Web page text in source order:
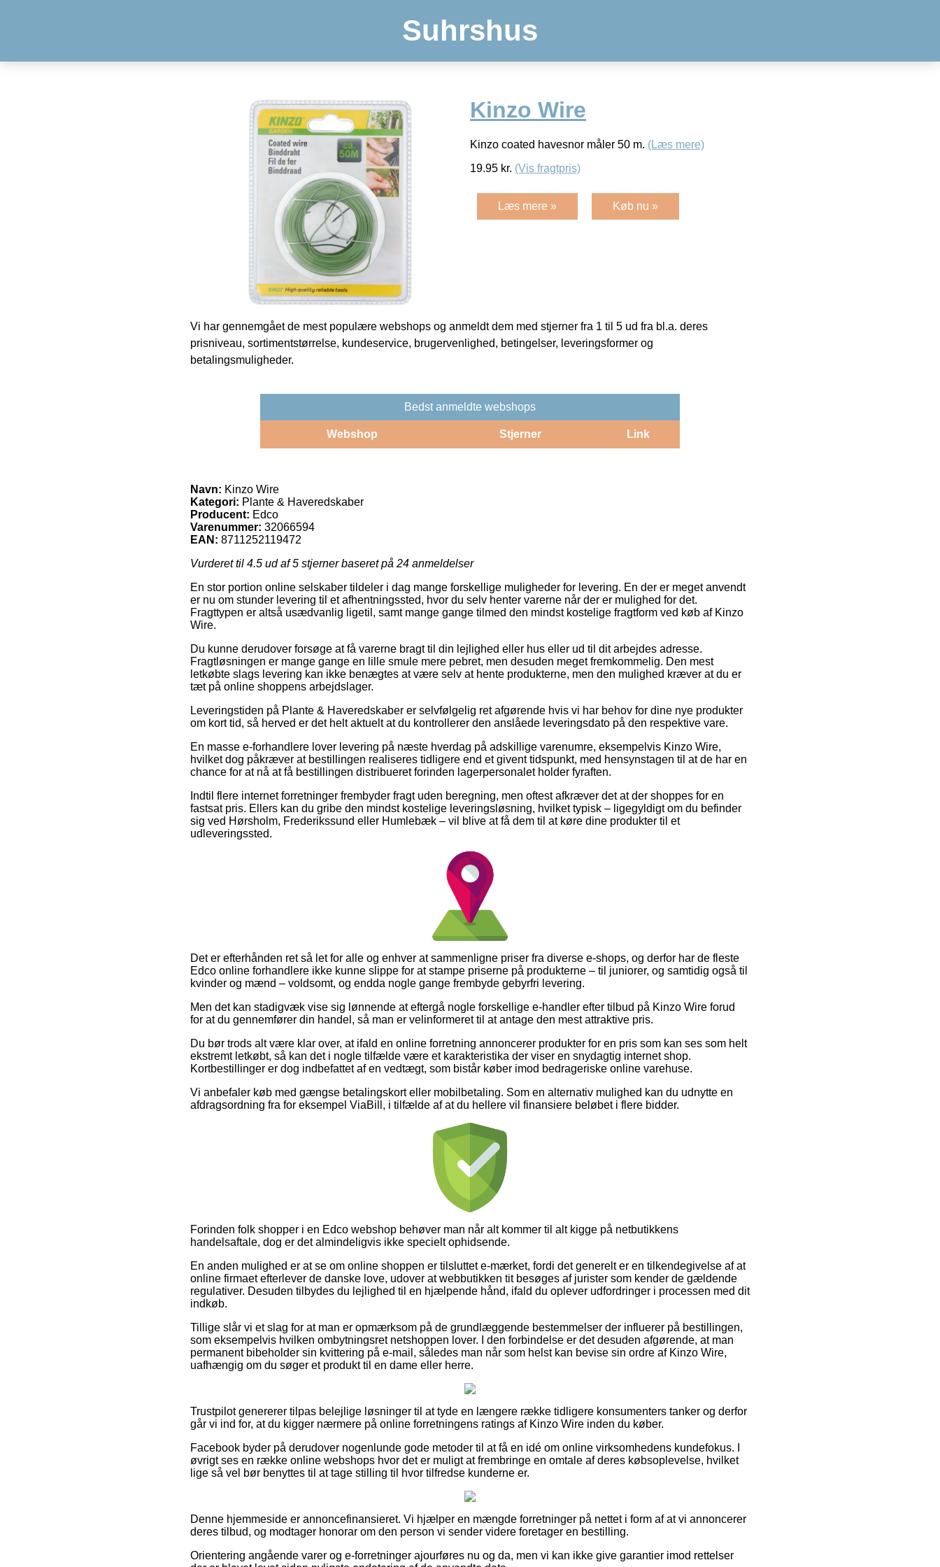
Suhrshus
Kinzo Wire
Kinzo coated havesnor måler 50 m. (Læs mere)
19.95 kr. (Vis fragtpris)
Læs mere » Køb nu »
Vi har gennemgået de mest populære webshops og anmeldt dem med stjerner fra 1 til 5 ud fra bl.a. deres
prisniveau, sortimentstørrelse, kundeservice, brugervenlighed, betingelser, leveringsformer og
betalingsmuligheder.
Bedst anmeldte webshops
Webshop Stjerner Link
Navn: Kinzo Wire
Kategori: Plante & Haveredskaber
Producent: Edco
Varenummer: 32066594
EAN: 8711252119472
Vurderet til 4.5 ud af 5 stjerner baseret på 24 anmeldelser
En stor portion online selskaber tildeler i dag mange forskellige muligheder for levering. En der er meget anvendt
er nu om stunder levering til et afhentningssted, hvor du selv henter varerne når der er mulighed for det.
Fragttypen er altså usædvanlig ligetil, samt mange gange tilmed den mindst kostelige fragtform ved køb af Kinzo
Wire.
Du kunne derudover forsøge at få varerne bragt til din lejlighed eller hus eller ud til dit arbejdes adresse.
Fragtløsningen er mange gange en lille smule mere pebret, men desuden meget fremkommelig. Den mest
letkøbte slags levering kan ikke benægtes at være selv at hente produkterne, men den mulighed kræver at du er
tæt på online shoppens arbejdslager.
Leveringstiden på Plante & Haveredskaber er selvfølgelig ret afgørende hvis vi har behov for dine nye produkter
om kort tid, så herved er det helt aktuelt at du kontrollerer den anslåede leveringsdato på den respektive vare.
En masse e-forhandlere lover levering på næste hverdag på adskillige varenumre, eksempelvis Kinzo Wire,
hvilket dog påkræver at bestillingen realiseres tidligere end et givent tidspunkt, med hensynstagen til at de har en
chance for at nå at få bestillingen distribueret forinden lagerpersonalet holder fyraften.
Indtil flere internet forretninger frembyder fragt uden beregning, men oftest afkræver det at der shoppes for en
fastsat pris. Ellers kan du gribe den mindst kostelige leveringsløsning, hvilket typisk – ligegyldigt om du befinder
sig ved Hørsholm, Frederikssund eller Humlebæk – vil blive at få dem til at køre dine produkter til et
udleveringssted.
Det er efterhånden ret så let for alle og enhver at sammenligne priser fra diverse e-shops, og derfor har de fleste
Edco online forhandlere ikke kunne slippe for at stampe priserne på produkterne – til juniorer, og samtidig også til
kvinder og mænd – voldsomt, og endda nogle gange frembyde gebyrfri levering.
Men det kan stadigvæk vise sig lønnende at eftergå nogle forskellige e-handler efter tilbud på Kinzo Wire forud
for at du gennemfører din handel, så man er velinformeret til at antage den mest attraktive pris.
Du bør trods alt være klar over, at ifald en online forretning annoncerer produkter for en pris som kan ses som helt
ekstremt letkøbt, så kan det i nogle tilfælde være et karakteristika der viser en snydagtig internet shop.
Kortbestillinger er dog indbefattet af en vedtægt, som bistår køber imod bedrageriske online varehuse.
Vi anbefaler køb med gængse betalingskort eller mobilbetaling. Som en alternativ mulighed kan du udnytte en
afdragsordning fra for eksempel ViaBill, i tilfælde af at du hellere vil finansiere beløbet i flere bidder.
Forinden folk shopper i en Edco webshop behøver man når alt kommer til alt kigge på netbutikkens
handelsaftale, dog er det almindeligvis ikke specielt ophidsende.
En anden mulighed er at se om online shoppen er tilsluttet e-mærket, fordi det generelt er en tilkendegivelse af at
online firmaet efterlever de danske love, udover at webbutikken tit besøges af jurister som kender de gældende
regulativer. Desuden tilbydes du lejlighed til en hjælpende hånd, ifald du oplever udfordringer i processen med dit
indkøb.
Tillige slår vi et slag for at man er opmærksom på de grundlæggende bestemmelser der influerer på bestillingen,
som eksempelvis hvilken ombytningsret netshoppen lover. I den forbindelse er det desuden afgørende, at man
permanent bibeholder sin kvittering på e-mail, således man når som helst kan bevise sin ordre af Kinzo Wire,
uafhængig om du søger et produkt til en dame eller herre.
Trustpilot genererer tilpas belejlige løsninger til at tyde en længere række tidligere konsumenters tanker og derfor
går vi ind for, at du kigger nærmere på online forretningens ratings af Kinzo Wire inden du køber.
Facebook byder på derudover nogenlunde gode metoder til at få en idé om online virksomhedens kundefokus. I
øvrigt ses en række online webshops hvor det er muligt at frembringe en omtale af deres købsoplevelse, hvilket
lige så vel bør benyttes til at tage stilling til hvor tilfredse kunderne er.
Denne hjemmeside er annoncefinansieret. Vi hjælper en mængde forretninger på nettet i form af at vi annoncerer
deres tilbud, og modtager honorar om den person vi sender videre foretager en bestilling.
Orientering angående varer og e-forretninger ajourføres nu og da, men vi kan ikke give garantier imod rettelser